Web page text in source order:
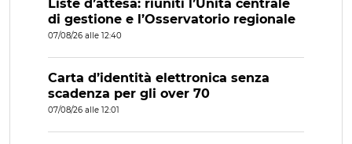
Liste d’attesa: riuniti l’Unità centrale
di gestione e l’Osservatorio regionale
07/08/26 alle 12:40
Carta d’identità elettronica senza
scadenza per gli over 70
07/08/26 alle 12:01